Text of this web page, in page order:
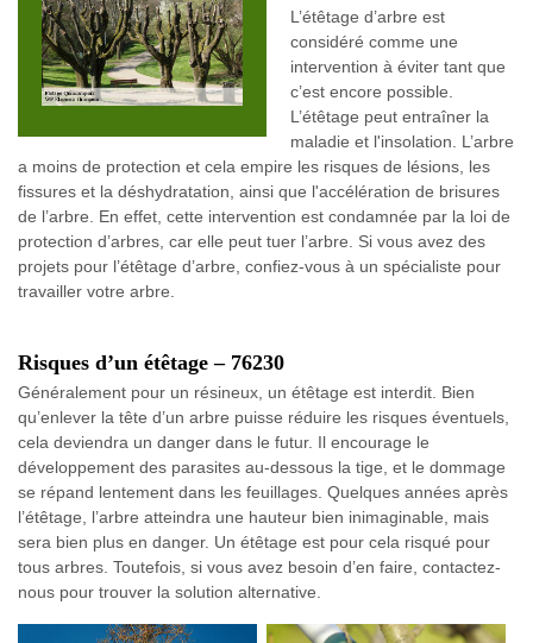
L’étêtage d’arbre est
considéré comme une
intervention à éviter tant que
c’est encore possible.
L’étêtage peut entraîner la
maladie et l'insolation. L’arbre
a moins de protection et cela empire les risques de lésions, les
fissures et la déshydratation, ainsi que l'accélération de brisures
de l’arbre. En effet, cette intervention est condamnée par la loi de
protection d’arbres, car elle peut tuer l’arbre. Si vous avez des
projets pour l’étêtage d’arbre, confiez-vous à un spécialiste pour
travailler votre arbre.
Risques d’un étêtage – 76230
Généralement pour un résineux, un étêtage est interdit. Bien
qu’enlever la tête d’un arbre puisse réduire les risques éventuels,
cela deviendra un danger dans le futur. Il encourage le
développement des parasites au-dessous la tige, et le dommage
se répand lentement dans les feuillages. Quelques années après
l’étêtage, l’arbre atteindra une hauteur bien inimaginable, mais
sera bien plus en danger. Un étêtage est pour cela risqué pour
tous arbres. Toutefois, si vous avez besoin d’en faire, contactez-
nous pour trouver la solution alternative.